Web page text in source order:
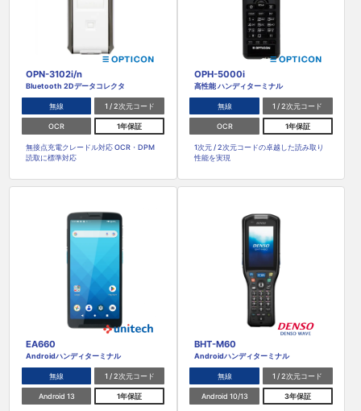
OPN-3102i/n
Bluetooth 2Dデータコレクタ
無線 1 / 2次元コード
OCR 1年保証
無接点充電クレードル対応 OCR・DPM
読取に標準対応
OPH-5000i
高性能 ハンディターミナル
無線 1 / 2次元コード
OCR 1年保証
1次元 / 2次元コードの卓越した読み取り
性能を実現
EA660
Androidハンディターミナル
無線 1 / 2次元コード
Android 13 1年保証
BHT-M60
Androidハンディターミナル
無線 1 / 2次元コード
Android 10/13 3年保証